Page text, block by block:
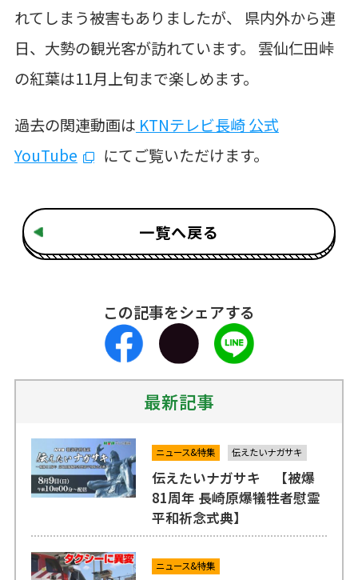
れてしまう被害もありましたが、 県内外から連
日、大勢の観光客が訪れています。 雲仙仁田峠
の紅葉は11月上旬まで楽しめます。
過去の関連動画は KTNテレビ長崎 公式
YouTube
にてご覧いただけます。
一覧へ戻る
この記事をシェアする
最新記事
ニュース&特集 伝えたいナガサキ
伝えたいナガサキ 【被爆
81周年 長崎原爆犠牲者慰霊
平和祈念式典】
ニュース&特集